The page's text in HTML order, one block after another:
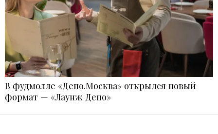
В фудмолле «Депо.Москва» открылся новый
формат — «Лаунж Депо»